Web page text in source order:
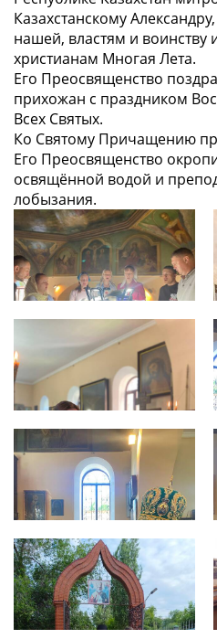
Казахстанскому
нашей, властям и
христианам Многая Лета.
Его Преосвященство
прихожан с праздником
Всех Святых.
Ко Святому Причащению
Его Преосвященство
освящённой водой и
лобызания.